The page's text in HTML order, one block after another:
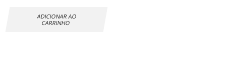
ADICIONAR AO
CARRINHO